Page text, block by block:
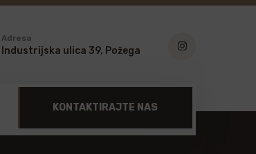
Adresa
Industrijska ulica 39, Požega
KONTAKTIRAJTE NAS